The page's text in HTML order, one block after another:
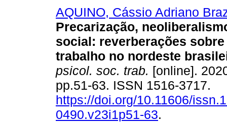
AQUINO, Cássio Adriano
Precarização,
social: reverberações
trabalho no nordeste
psicol. soc. trab. [online].
pp.51-63. ISSN 1516-3717.
https://doi.org/10.11606/
0490.v23i1p51-63.